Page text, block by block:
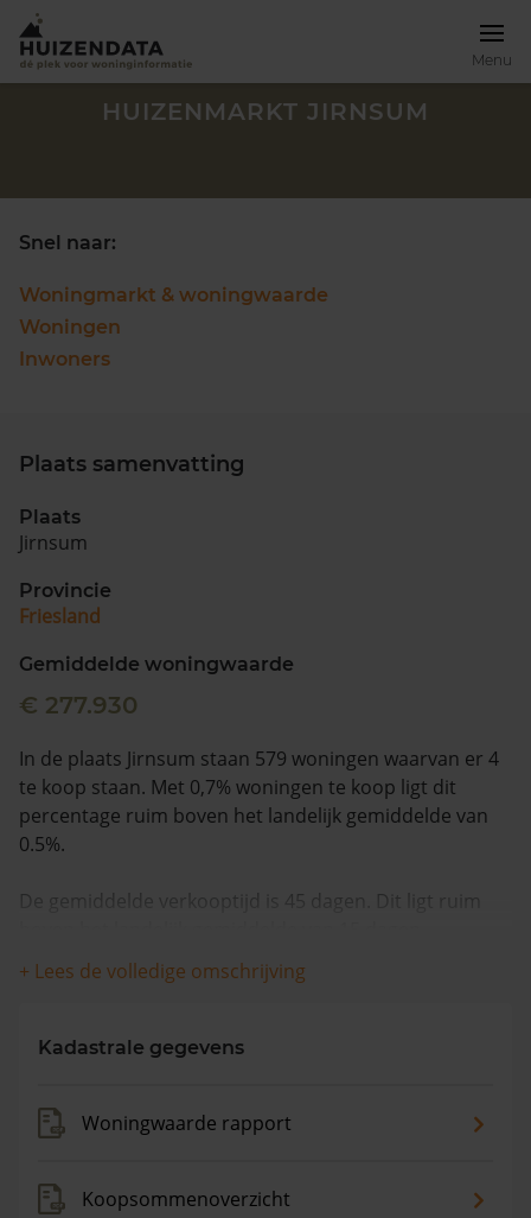
Menu
Zoek een woning
088 220 4200
Maandag t/m vrijdag - 08:00 -18:00
HUIZENMARKT JIRNSUM
Snel naar:
Woningmarkt & woningwaarde
Woningen
Inwoners
Plaats samenvatting
Plaats
Jirnsum
Provincie
Friesland
Gemiddelde woningwaarde
€ 277.930
In de plaats Jirnsum staan 579 woningen waarvan er 4
te koop staan. Met 0,7% woningen te koop ligt dit
percentage ruim boven het landelijk gemiddelde van
0.5%.
De gemiddelde verkooptijd is 45 dagen. Dit ligt ruim
De gemiddelde huizenprijs is €382.500. De gemiddelde
de gemiddelde woningwaarde met 5,3% gestegen.
+ Lees de volledige omschrijving
Kadastrale gegevens
Woningwaarde rapport
Koopsommenoverzicht